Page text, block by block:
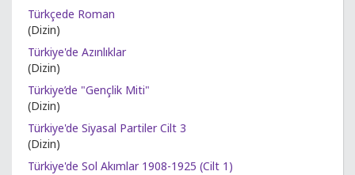
Türkçede Roman
(Dizin)
Türkiye'de Azınlıklar
(Dizin)
Türkiye’de "Gençlik Miti"
(Dizin)
Türkiye'de Siyasal Partiler Cilt 3
(Dizin)
Türkiye'de Sol Akımlar 1908-1925 (Cilt 1)